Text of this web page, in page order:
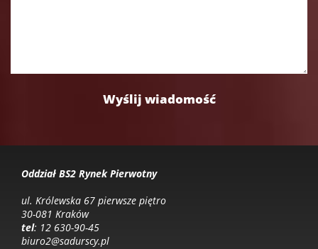
Oddział BS2 Rynek Pierwotny
ul. Królewska 67 pierwsze piętro
30-081 Kraków
tel: 12 630-90-45
biuro2@sadurscy.pl